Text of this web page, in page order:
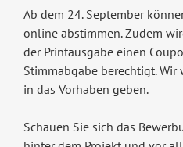
Ab dem 24. September
online abstimmen. Zudem
der Printausgabe einen
Stimmabgabe berechtigt.
in das Vorhaben geben.
Schauen Sie sich das